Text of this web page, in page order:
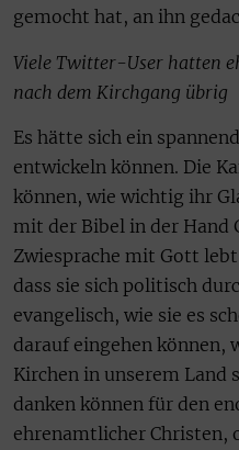
gemocht hat, an ihn
Viele Twitter-User hatten
nach dem Kirchgang übrig
Es hätte sich ein
entwickeln können. Die
können, wie wichtig ihr
mit der Bibel in der Hand
Zwiesprache mit Gott
dass sie sich politisch
evangelisch, wie sie es
darauf eingehen können,
Kirchen in unserem Land
danken können für den
ehrenamtlicher Christen,